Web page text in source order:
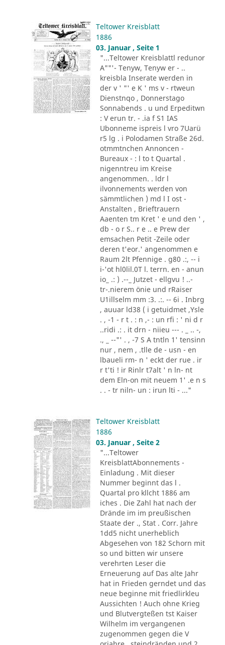
Teltower Kreisblatt
1886
03. Januar , Seite 1
"...Teltower Kreisblattl redunor
A""'- Tenyw, Tenyw er - ..
kreisbla Inserate werden in
der v ' "' e K ' ms v - rtweun
Dienstnqo , Donnerstago
Sonnabends . u und Erpeditwn
: V erun tr. - .ia f S1 IAS
Ubonneme ispreis l vro 7Uarü
r5 lg . i Polodamen Straße 26d.
otmmtnchen Annoncen -
Bureaux - : l to t Quartal .
nigenntreu im Kreise
angenommen. . ldr l
ilvonnements werden von
sämmtlichen ) md l I ost -
Anstalten , Brieftrauern
Aaenten tm Kret ' e und den ' ,
db - o r S.. r e .. e Prew der
emsachen Petit -Zeile oder
deren t'eor.' angenommen e
Raum 2lt Pfennige . g80 .:, -- i
i-'ot hl0lil.0T l. terrn. en - anun
io_ .: ) .--_ Jutzet - ellgvu ! ..-
tr-.nierem önie und rRaiser
U1illselm mm :3. .:. -- 6i . Inbrg
, auuar ld38 ( i getuidmet ,Ysle
. , -1 - r t . : n ,- : un rfi : ' ni d r
..ridi .: . it drn - niieu --- . _ .. -,
., _ --"' . , -7 S A tntln 1' tensinn
nur , nem , .tlle de - usn - en
lbaueli rm- n ' eckt der rue . ir
r t'ti ! ir Rinlr t7alt ' n ln- nt
dem Eln-on mit neuem 1' .e n s
. . - tr niln- un : irun lti - ..."
Teltower Kreisblatt
1886
03. Januar , Seite 2
"...Teltower
KreisblattAbonnements -
Einladung . Mit dieser
Nummer beginnt das l .
Quartal pro kllcht 1886 am
iches . Die Zahl hat nach der
Drände im im preußischen
Staate der ., Stat . Corr. Jahre
1dd5 nicht unerheblich
Abgesehen von 182 Schorn mit
so und bitten wir unsere
verehrten Leser die
Erneuerung auf Das alte Jahr
hat in Frieden gerndet und das
neue beginne mit friedlirkleu
Aussichten ! Auch ohne Krieg
und Blutvergteßen tst Kaiser
Wilhelm im vergangenen
zugenommen gegen die V